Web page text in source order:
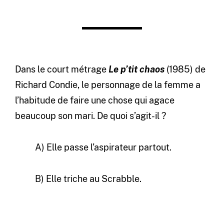
Dans le court métrage Le p’tit chaos(1985) de
Richard Condie, le personnage de la femme a
l’habitude de faire une chose qui agace
beaucoup son mari. De quoi s’agit-il ?
A) Elle passe l’aspirateur partout.
B) Elle triche au Scrabble.